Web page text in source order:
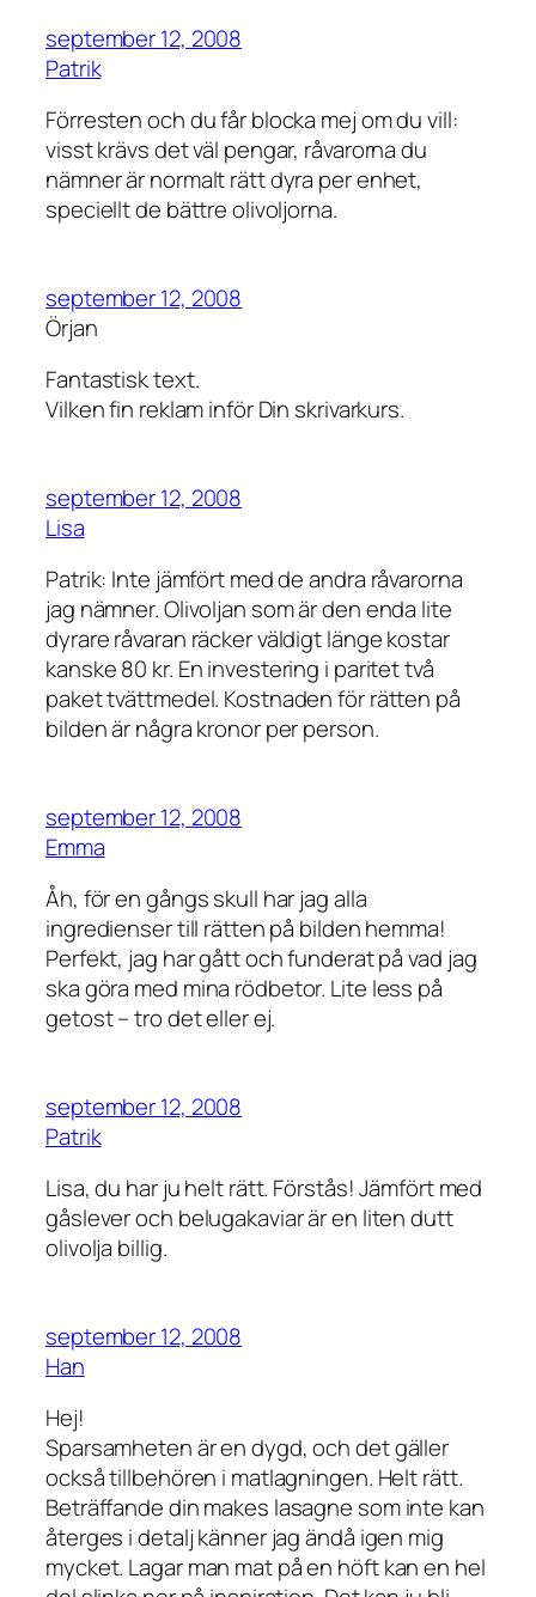
september 12, 2008
Patrik
Förresten och du får blocka mej om du vill:
visst krävs det väl pengar, råvarorna du
nämner är normalt rätt dyra per enhet,
speciellt de bättre olivoljorna.
september 12, 2008
Örjan
Fantastisk text.
Vilken fin reklam inför Din skrivarkurs.
september 12, 2008
Lisa
Patrik: Inte jämfört med de andra råvarorna
jag nämner. Olivoljan som är den enda lite
dyrare råvaran räcker väldigt länge kostar
kanske 80 kr. En investering i paritet två
paket tvättmedel. Kostnaden för rätten på
bilden är några kronor per person.
september 12, 2008
Emma
Åh, för en gångs skull har jag alla
ingredienser till rätten på bilden hemma!
Perfekt, jag har gått och funderat på vad jag
ska göra med mina rödbetor. Lite less på
getost – tro det eller ej.
september 12, 2008
Patrik
Lisa, du har ju helt rätt. Förstås! Jämfört med
gåslever och belugakaviar är en liten dutt
olivolja billig.
september 12, 2008
Han
Hej!
Sparsamheten är en dygd, och det gäller
också tillbehören i matlagningen. Helt rätt.
Beträffande din makes lasagne som inte kan
återges i detalj känner jag ändå igen mig
mycket. Lagar man mat på en höft kan en hel